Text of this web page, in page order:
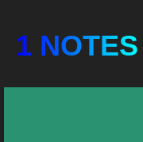
1 NOTES